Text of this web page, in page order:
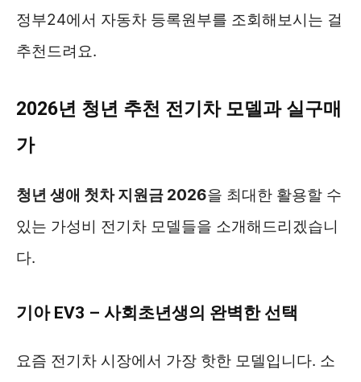
정부24에서 자동차 등록원부를 조회해보시는 걸
추천드려요.
2026년 청년 추천 전기차 모델과 실구매
가
청년 생애 첫차 지원금 2026을 최대한 활용할 수
있는 가성비 전기차 모델들을 소개해드리겠습니
다.
기아 EV3 – 사회초년생의 완벽한 선택
요즘 전기차 시장에서 가장 핫한 모델입니다. 소